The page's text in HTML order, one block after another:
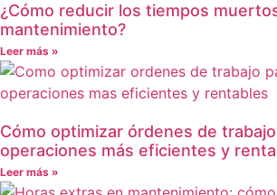
¿Cómo reducir los tiempos
mantenimiento?
Leer más »
Cómo optimizar órdenes de
operaciones más eficientes y
Leer más »